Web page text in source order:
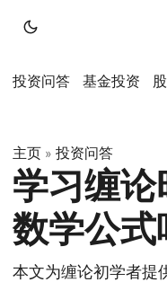
投资问答 基金投资
主页 » 投资问答
学习缠
数学公式
本文为缠论初学者提